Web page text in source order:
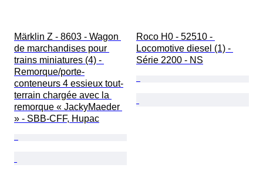
Märklin Z - 8603 - Wagon
de marchandises pour
trains miniatures (4) -
Remorque/porte-
conteneurs 4 essieux tout-
terrain chargée avec la
remorque « JackyMaeder
» - SBB-CFF, Hupac
Roco H0 - 52510 -
Locomotive diesel (1) -
Série 2200 - NS